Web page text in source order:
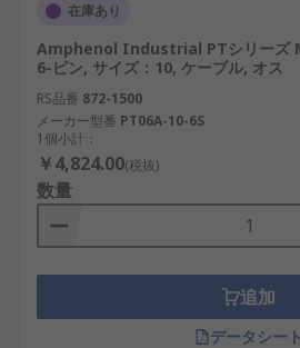
在庫あり
Amphenol Industrial PTシリーズ
6-ピン, サイズ：10, ケーブル, オス
RS品番 872-1500
メーカー型番 PT06A-10-6S
1個小計：
￥4,824.00(税抜)
数量
追加
データシート